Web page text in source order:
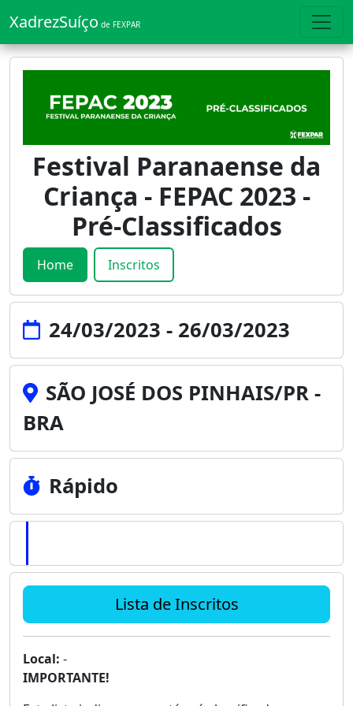
XadrezSuíço de FEXPAR
Festival Paranaense da
Criança - FEPAC 2023 -
Pré-Classificados
Home Inscritos
24/03/2023 - 26/03/2023
SÃO JOSÉ DOS PINHAIS/PR -
BRA
Rápido
Lista de Inscritos
Local: -
IMPORTANTE!